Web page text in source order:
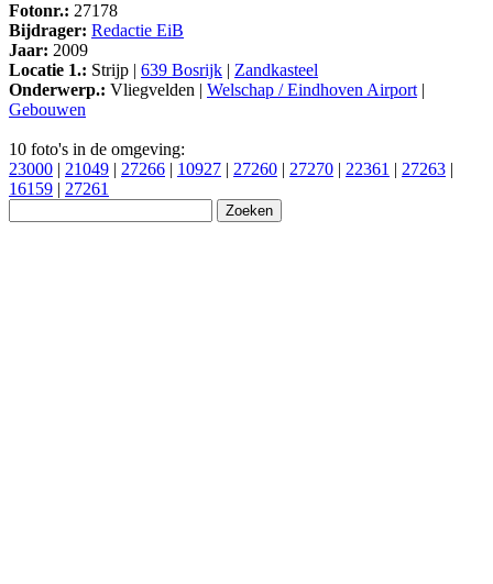
Fotonr.: 27178
Bijdrager: Redactie EiB
Jaar: 2009
Locatie 1.: Strijp | 639 Bosrijk | Zandkasteel
Onderwerp.: Vliegvelden | Welschap / Eindhoven Airport |
Gebouwen
10 foto's in de omgeving:
23000 | 21049 | 27266 | 10927 | 27260 | 27270 | 22361 | 27263 |
16159 | 27261